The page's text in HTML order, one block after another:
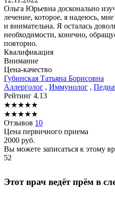
Ольга Юрьевна досконально
лечение, которое, я надеюсь,
и внимательна. Я осталась
необходимости, конечно,
повторно.
Квалификация
Внимание
Цена-качество
Губинская Татьяна Борисовна
Аллерголог , Иммунолог ,
Рейтинг 4.13
★★★★★
★★★★★
Отзывов 10
Цена первичного приема
2000 руб.
Вы можете записаться к этому
52
Этот врач ведёт прём в